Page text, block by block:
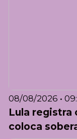
08/08/2026 •
Lula registra
coloca